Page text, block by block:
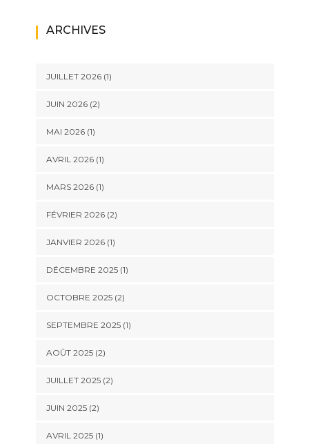
ARCHIVES
JUILLET 2026(1)
JUIN 2026(2)
MAI 2026(1)
AVRIL 2026(1)
MARS 2026(1)
FÉVRIER 2026(2)
JANVIER 2026(1)
DÉCEMBRE 2025(1)
OCTOBRE 2025(2)
SEPTEMBRE 2025(1)
AOÛT 2025(2)
JUILLET 2025(2)
JUIN 2025(2)
AVRIL 2025(1)